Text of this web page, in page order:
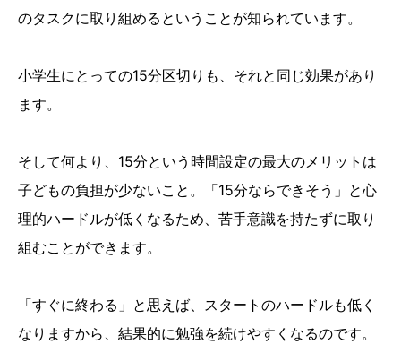
のタスクに取り組めるということが知られています。
小学生にとっての15分区切りも、それと同じ効果があり
ます。
そして何より、15分という時間設定の最大のメリットは
子どもの負担が少ないこと。「15分ならできそう」と心
理的ハードルが低くなるため、苦手意識を持たずに取り
組むことができます。
「すぐに終わる」と思えば、スタートのハードルも低く
なりますから、結果的に勉強を続けやすくなるのです。